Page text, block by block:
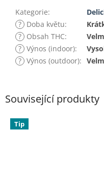
Související produkty
Tip
Kategorie:
? Doba květu:
? Obsah THC:
? Výnos (indoor):
? Výnos (outdoor):